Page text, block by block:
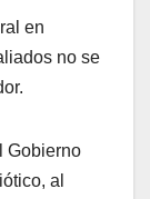
en
no se
Gobierno
al